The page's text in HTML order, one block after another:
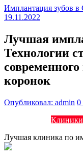
Имплантация зубов
19.11.2022
Лучшая
Технологии
коронок
Опубликовал: admin 0
Лучшая клиника по